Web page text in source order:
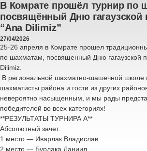
В Комрате прошёл турнир по
посвящённый Дню гагаузской
“Ana Dilimiz”
27/04/2026
25-26 апреля в Комрате прошел
по шахматам, посвященный Дню гагаузской
Dilimiz.
В региональной шахматно-шашечной школе
шахматисты района и гости из других
невероятно насыщенным, и мы рады
победителей во всех категориях!
**РЕЗУЛЬТАТЫ ТУРНИРА А**
Абсолютный зачет:
1 место — Иварлак Владислав
2 место — Бурлака Даниил